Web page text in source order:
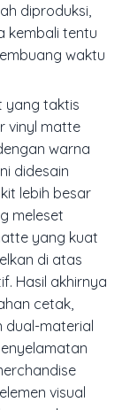
diproduksi,
kembali tentu
waktu
yang taktis
vinyl matte
warna
didesain
lebih besar
meleset
yang kuat
di atas
Hasil akhirnya
cetak,
dual-material
visual